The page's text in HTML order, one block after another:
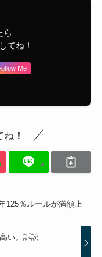
ら
てね！
Me
！
125％ルールが満額上
い。訴訟